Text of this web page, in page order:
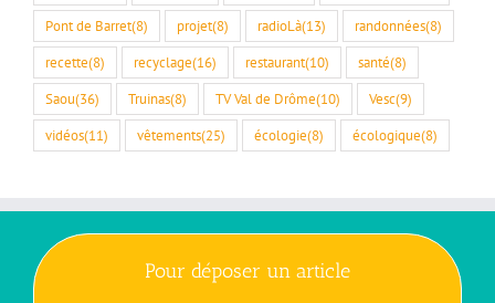
Pont de Barret(8) projet(8) radioLà(13) randonnées(8)
recette(8) recyclage(16) restaurant(10) santé(8)
Saou(36) Truinas(8) TV Val de Drôme(10) Vesc(9)
vidéos(11) vêtements(25) écologie(8) écologique(8)
Pour déposer un article